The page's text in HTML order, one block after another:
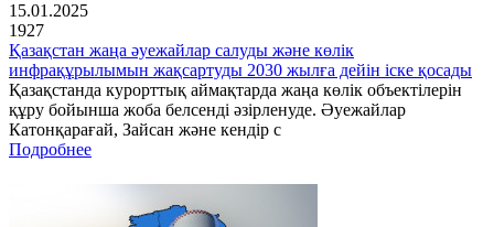
15.01.2025
1927
Қазақстан жаңа әуежайлар салуды және көлік
инфрақұрылымын жақсартуды 2030 жылға дейін іске қосады
Қазақстанда курорттық аймақтарда жаңа көлік объектілерін
құру бойынша жоба белсенді әзірленуде. Әуежайлар
Катонқарағай, Зайсан және кендір с
Подробнее